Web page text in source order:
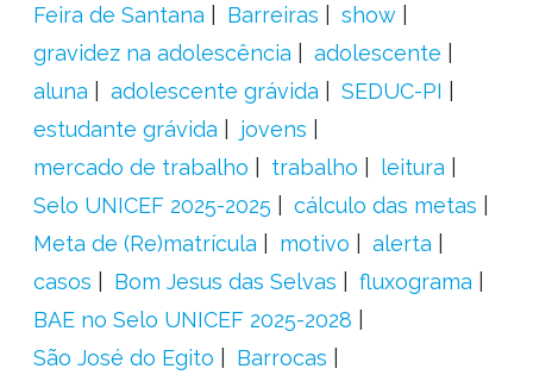
Feira de Santana
Barreiras
show
gravidez na adolescência
adolescente
aluna
adolescente grávida
SEDUC-PI
estudante grávida
jovens
mercado de trabalho
trabalho
leitura
Selo UNICEF 2025-2025
cálculo das metas
Meta de (Re)matrícula
motivo
alerta
casos
Bom Jesus das Selvas
fluxograma
BAE no Selo UNICEF 2025-2028
São José do Egito
Barrocas